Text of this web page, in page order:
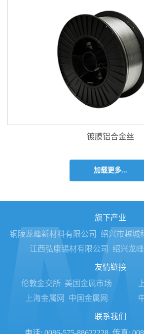
镀膜铝合金丝
加载更多...
旗下产业
铜陵龙峰新材料有限公司
绍兴市越城
江西弘康锡材有限公司
绍兴龙
友情链接
伦敦金交所 美国金属市场
上海金属网
中国金属网
联系我们